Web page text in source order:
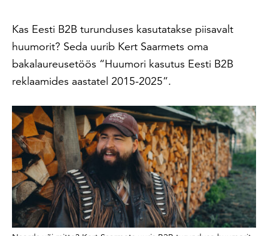
Kas Eesti B2B turunduses kasutatakse piisavalt
huumorit? Seda uurib Kert Saarmets oma
bakalaureusetöös “Huumori kasutus Eesti B2B
reklaamides aastatel 2015-2025”.